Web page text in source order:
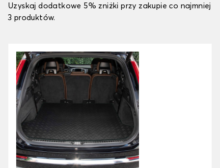
Uzyskaj dodatkowe 5% zniżki przy zakupie co najmniej
3 produktów.